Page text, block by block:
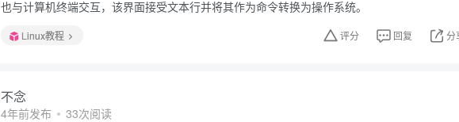
也与计算机终端交互，该界面接受文本行并将其作为命令转换为操作系统。
Linux教程 评分 回复 分
不念
4年前发布 33次阅读